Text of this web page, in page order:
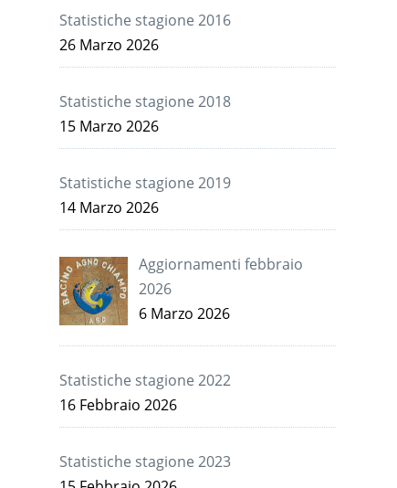
Statistiche stagione 2016
26 Marzo 2026
Statistiche stagione 2018
15 Marzo 2026
Statistiche stagione 2019
14 Marzo 2026
Aggiornamenti febbraio
2026
6 Marzo 2026
Statistiche stagione 2022
16 Febbraio 2026
Statistiche stagione 2023